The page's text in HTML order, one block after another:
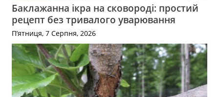
Баклажанна ікра на сковороді: простий
рецепт без тривалого уварювання
П’ятниця, 7 Серпня, 2026